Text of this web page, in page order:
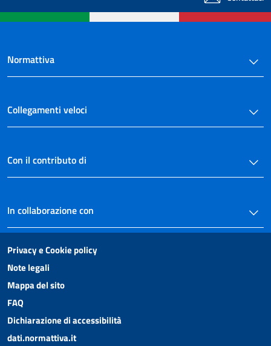
Normattiva
Collegamenti veloci
Con il contributo di
In collaborazione con
Privacy e Cookie policy
Note legali
Mappa del sito
FAQ
Dichiarazione di accessibilità
dati.normattiva.it